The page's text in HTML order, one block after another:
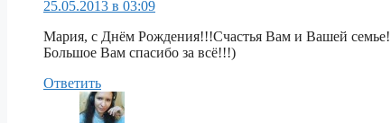
25.05.2013 в 03:09
Мария, с Днём Рождения!!!Счастья Вам и Вашей семье!
Большое Вам спасибо за всё!!!)
Ответить